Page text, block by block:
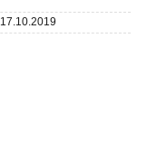
17.10.2019